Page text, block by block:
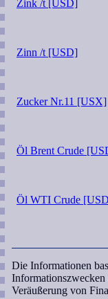
Zink /t [USD]
Zinn /t [USD]
Zucker Nr.11 [USX]
Öl Brent Crude
Öl WTI Crude
Die Informationen
Veräußerung von